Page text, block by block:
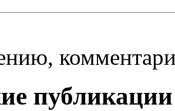
публикации